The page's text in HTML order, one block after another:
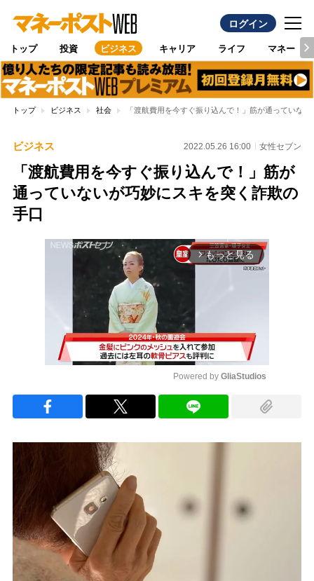
ログイン
トップ 投資 ビジネス キャリア ライフ マネー
トップ ビジネス 社会 「渡航費用を今すぐ振り込んで！」筋が通っていな
ビジネス 2022.05.26 16:00 女性セブン
「渡航費用を今すぐ振り込んで！」筋が
通っていないが巧妙にスキを突く詐欺の
手口
arrow_forward_ios もっと見る
Powered by GliaStudios